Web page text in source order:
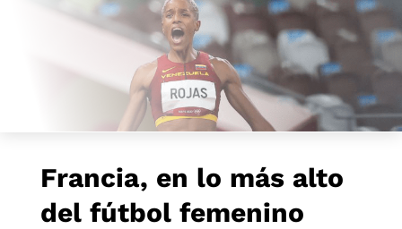
Francia, en lo más alto
del fútbol femenino